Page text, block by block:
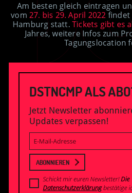
Am besten gleich eintragen
vom27. bis 29. April 2022 findet
Hamburg statt.Tickets gibt es
Jahres, weitere Infos zum
Tagungslocation
DSTNCMP ALS
Jetzt Newsletter
Updates verpassen!
Mail-
Adresse
ABONNIEREN
Schickt mir euren Newsletter!Die
Datenschutzerklärungbestätige